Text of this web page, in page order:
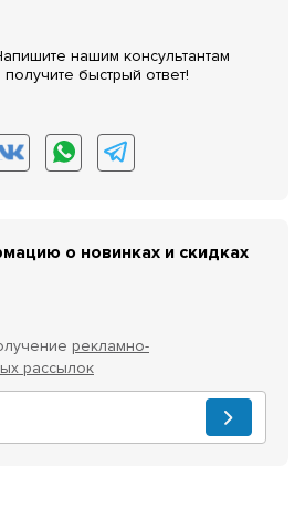
нашим консультантам
получите быстрый ответ!
о новинках и скидках
рекламно-
рассылок